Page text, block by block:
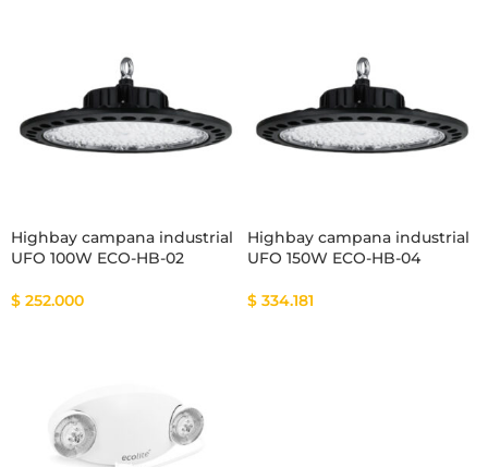
Highbay campana industrial
UFO 100W ECO-HB-02
$ 252.000
Highbay campana industrial
UFO 150W ECO-HB-04
$ 334.181